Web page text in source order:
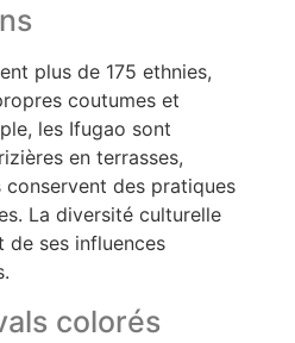
plus de 175 ethnies,
coutumes et
les Ifugao sont
en terrasses,
des pratiques
La diversité culturelle
de ses influences
colorés